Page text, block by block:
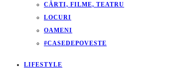
CĂRTI, FILME, TEATRU
LOCURI
OAMENI
#CASEDEPOVESTE
LIFESTYLE